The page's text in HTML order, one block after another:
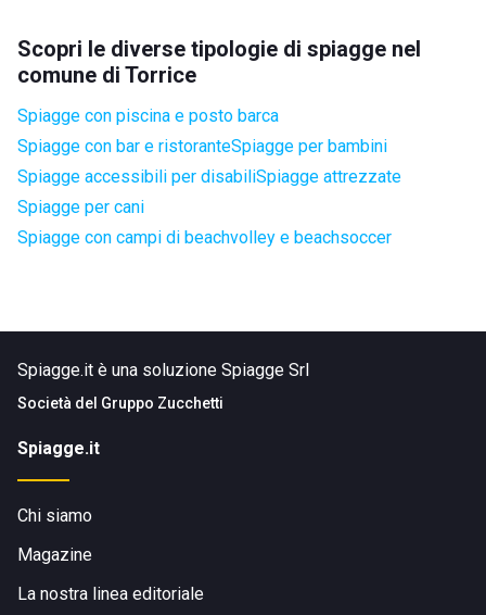
Scopri le diverse tipologie di spiagge nel
comune di Torrice
Spiagge con piscina e posto barca
Spiagge con bar e ristoranteSpiagge per bambini
Spiagge accessibili per disabiliSpiagge attrezzate
Spiagge per cani
Spiagge con campi di beachvolley e beachsoccer
Spiagge.it è una soluzione Spiagge Srl
Società del Gruppo Zucchetti
Spiagge.it
Chi siamo
Magazine
La nostra linea editoriale